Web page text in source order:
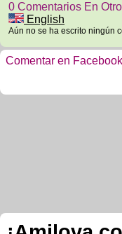
0 Comentarios En
English
Aún no se ha escrito ningún
Comentar en Facebook